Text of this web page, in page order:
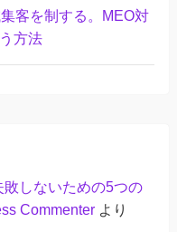
客を制する。MEO対
方法
しないための5つの
Commenterより